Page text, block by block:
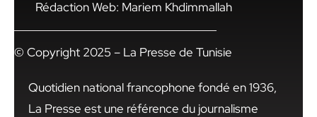
Rédaction Web: Mariem Khdimmallah
© Copyright 2025 – La Presse de Tunisie
Quotidien national francophone fondé en 1936,
La Presse est une référence du journalisme